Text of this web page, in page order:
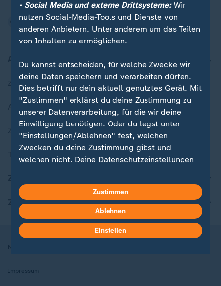
Aktuell bei ZDFheute
Zuletzt veröffentlicht
Aktuelle Sendungs-Videos
ZDFheute Stories
Themen im Überblick
ZDFheute Apps
Nutzungsbedingungen
Impressum
• Social Media und externe Drittsysteme:Wir
nutzen Social-Media-Tools und Dienste von
anderen Anbietern. Unter anderem um das Teilen
von Inhalten zu ermöglichen.
Du kannst entscheiden, für welche Zwecke wir
deine Daten speichern und verarbeiten dürfen.
Dies betrifft nur dein aktuell genutztes Gerät. Mit
"Zustimmen" erklärst du deine Zustimmung zu
unserer Datenverarbeitung, für die wir deine
Einwilligung benötigen. Oder du legst unter
"Einstellungen/Ablehnen" fest, welchen
Zwecken du deine Zustimmung gibst und
welchen nicht. Deine Datenschutzeinstellungen
in deinen Einstellungen widerrufen oder ändern.
Hier findest du das Impressum.
Weitere Informationen findest du in unserer
Datenschutzerklärung.
Zustimmen
Ablehnen
Einstellen